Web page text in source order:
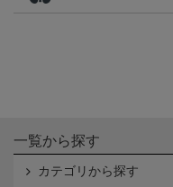
一覧から探す
カテゴリから探す